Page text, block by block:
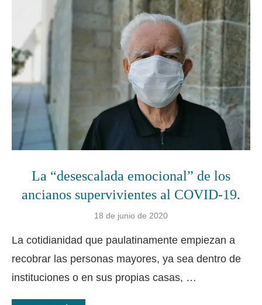
La “desescalada emocional” de los
ancianos supervivientes al COVID-19.
18 de junio de 2020
La cotidianidad que paulatinamente empiezan a
recobrar las personas mayores, ya sea dentro de
instituciones o en sus propias casas, …